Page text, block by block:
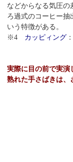
などからなる気圧の
ろ過式のコーヒー抽
いう特徴がある。
※4 カッピィング
実際に目の前で実演
熟れた手さばきは、